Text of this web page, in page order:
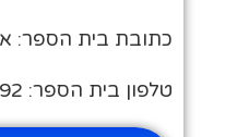
כתובת בית הספר:
טלפון בית הספר: 08-6349392